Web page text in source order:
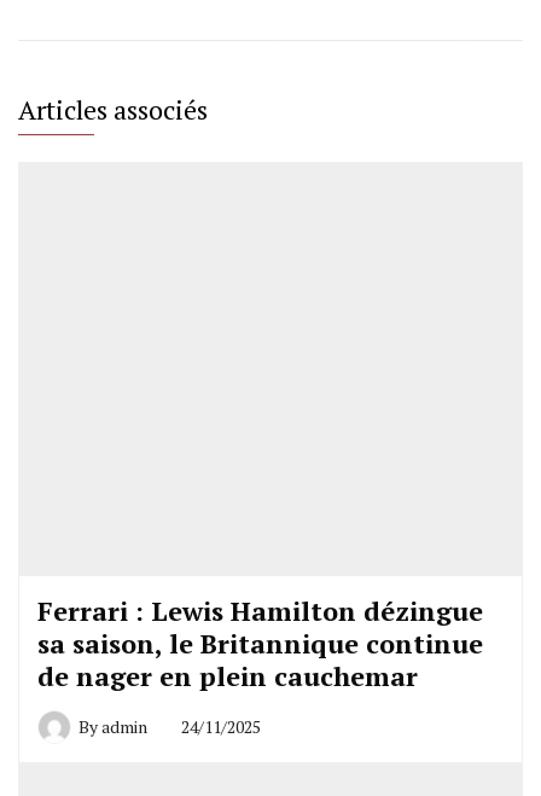
Articles associés
Ferrari : Lewis Hamilton dézingue
sa saison, le Britannique continue
de nager en plein cauchemar
Byadmin 24/11/2025